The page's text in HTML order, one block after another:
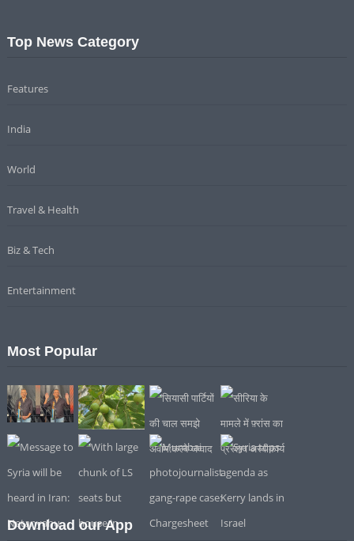
Top News Category
Features
India
World
Travel & Health
Biz & Tech
Entertainment
Most Popular
Download our App